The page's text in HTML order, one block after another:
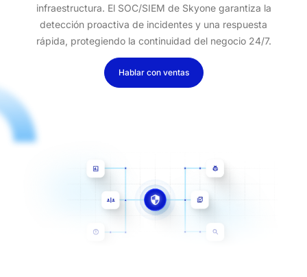
infraestructura. El SOC/SIEM de Skyone garantiza la
detección proactiva de incidentes y una respuesta
rápida, protegiendo la continuidad del negocio 24/7.
Hablar con ventas